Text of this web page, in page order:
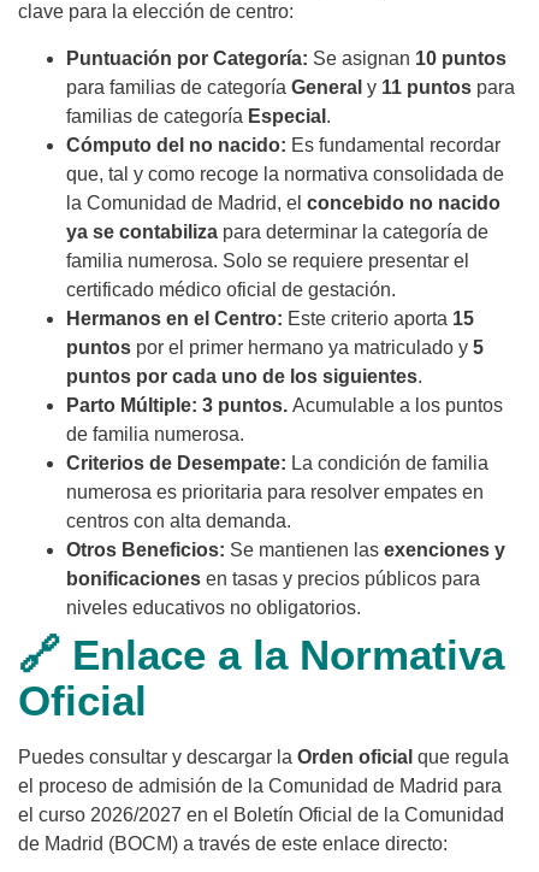
clave para la elección de centro:
Puntuación por Categoría: Se asignan 10 puntos
para familias de categoría General y 11 puntos para
familias de categoría Especial .
Cómputo del no nacido: Es fundamental recordar
que, tal y como recoge la normativa consolidada de
la Comunidad de Madrid, el concebido no nacido
ya se contabiliza para determinar la categoría de
familia numerosa. Solo se requiere presentar el
certificado médico oficial de gestación.
Hermanos en el Centro: Este criterio aporta 15
puntos por el primer hermano ya matriculado y 5
puntos por cada uno de los siguientes.
Parto Múltiple: 3 puntos. Acumulable a los puntos
de familia numerosa.
Criterios de Desempate: La condición de familia
numerosa es prioritaria para resolver empates en
centros con alta demanda.
Otros Beneficios: Se mantienen las exenciones y
bonificaciones en tasas y precios públicos para
niveles educativos no obligatorios.
🔗 Enlace a la Normativa
Oficial
Puedes consultar y descargar la Orden oficial que regula
el proceso de admisión de la Comunidad de Madrid para
el curso 2026/2027 en el Boletín Oficial de la Comunidad
de Madrid (BOCM) a través de este enlace directo: